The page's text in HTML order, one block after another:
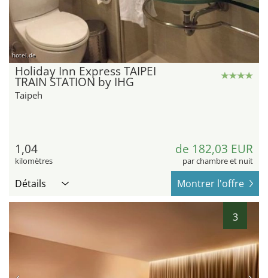
hotel.de
Holiday Inn Express TAIPEI
TRAIN STATION by IHG
Taipeh
1,04
kilomètres
de 182,03 EUR
par chambre et nuit
Détails Montrer l'offre
3